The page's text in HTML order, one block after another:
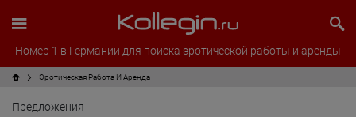
Номер 1 в Германии для поиска эротической работы и аренды
Эротическая Pабота И Аренда
Предложения